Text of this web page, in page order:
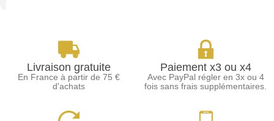
Livraison gratuite
En France à partir de 75 €
d'achats
Paiement x3 ou x4
Avec PayPal régler en 3x ou 4
fois sans frais supplémentaires.